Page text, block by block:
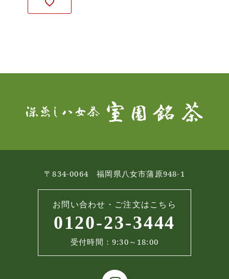
〒834-0064 福岡県八女市蒲原948-1
お問い合わせ・ご注文はこちら
0120-23-3444
受付時間：9:30～18:00